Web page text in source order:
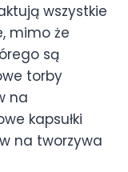
wszystkie
mimo że
są
torby
na
kapsułki
na tworzywa